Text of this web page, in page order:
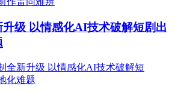
级 以情感化AI技术破解短剧出